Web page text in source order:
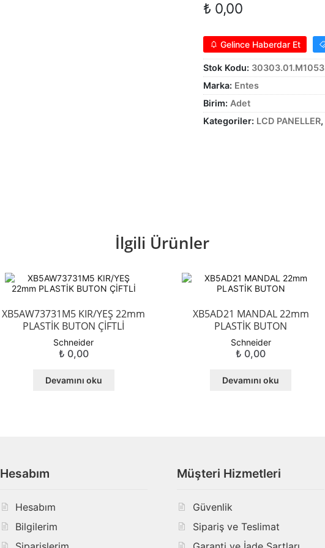
₺ 0,00
Gelince Haberdar Et
Stok Kodu: 30303.01.M1053
Marka: Entes
Birim: Adet
Kategoriler: LCD PANELLER,
İlgili Ürünler
XB5AW73731M5 KIR/YEŞ 22mm
PLASTİK BUTON ÇİFTLİ
Schneider
₺ 0,00
Devamını oku
XB5AD21 MANDAL 22mm
PLASTİK BUTON
Schneider
₺ 0,00
Devamını oku
Hesabım
Hesabım
Bilgilerim
Müşteri Hizmetleri
Güvenlik
Sipariş ve Teslimat